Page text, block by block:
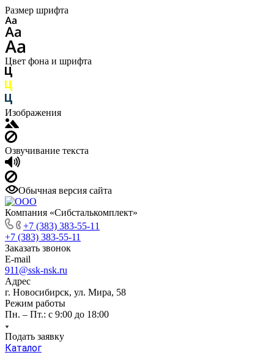
Размер шрифта
Цвет фона и шрифта
Изображения
Озвучивание текста
Обычная версия сайта
Компания «Сибсталькомплект»
+7 (383) 383-55-11
+7 (383) 383-55-11
Заказать звонок
E-mail
911@ssk-nsk.ru
Адрес
г. Новосибирск, ул. Мира, 58
Режим работы
Пн. – Пт.: с 9:00 до 18:00
Подать заявку
Каталог